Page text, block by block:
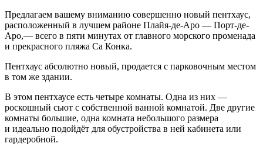
Предлагаем вашему вниманию совершенно новый пентхаус,
расположенный в лучшем районе Плайя-де-Аро — Порт-де-
Аро,— всего в пяти минутах от главного морского променада
и прекрасного пляжа Са Конка.
Пентхаус абсолютно новый, продается с парковочным местом
в том же здании.
В этом пентхаусе есть четыре комнаты. Одна из них —
роскошный сьют с собственной ванной комнатой. Две другие
комнаты большие, одна комната небольшого размера
и идеально подойдёт для обустройства в ней кабинета или
гардеробной.